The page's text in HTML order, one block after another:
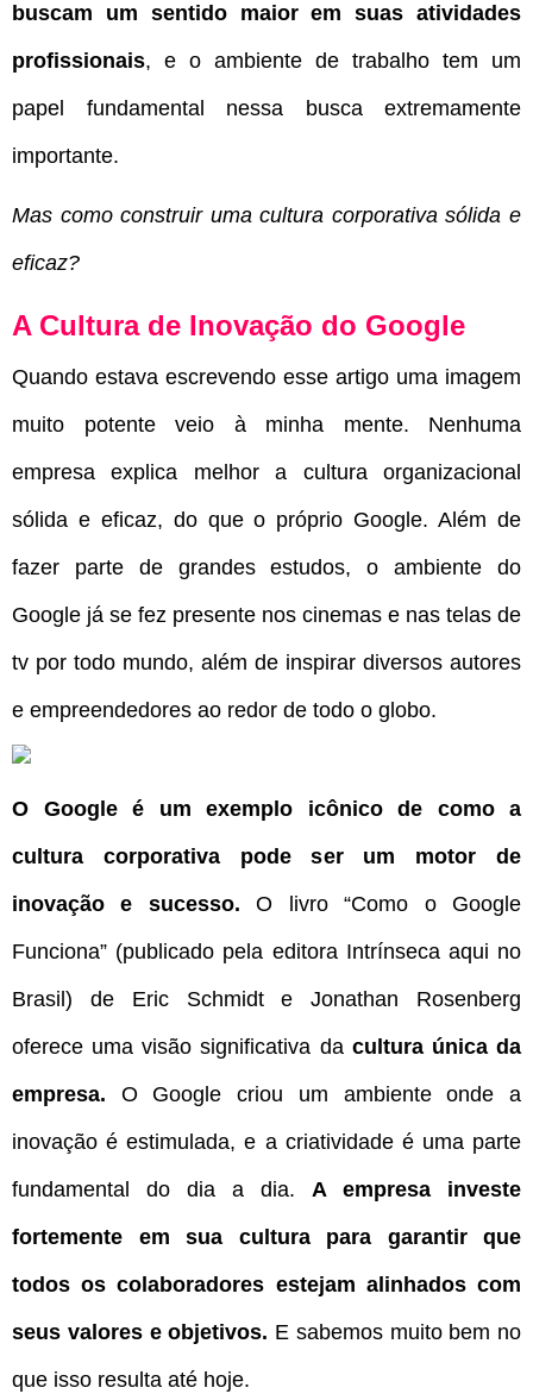
buscam um sentido maior em suas atividades
profissionais, e o ambiente de trabalho tem um
papel fundamental nessa busca extremamente
importante.
Mas como construir uma cultura corporativa sólida e
eficaz?
A Cultura de Inovação do Google
Quando estava escrevendo esse artigo uma imagem
muito potente veio à minha mente. Nenhuma
empresa explica melhor a cultura organizacional
sólida e eficaz, do que o próprio Google. Além de
fazer parte de grandes estudos, o ambiente do
Google já se fez presente nos cinemas e nas telas de
tv por todo mundo, além de inspirar diversos autores
e empreendedores ao redor de todo o globo.
O Google é um exemplo icônico de como a
cultura corporativa pode ser um motor de
inovação e sucesso. O livro “Como o Google
Funciona” (publicado pela editora Intrínseca aqui no
Brasil) de Eric Schmidt e Jonathan Rosenberg
oferece uma visão significativa da cultura única da
empresa. O Google criou um ambiente onde a
inovação é estimulada, e a criatividade é uma parte
fundamental do dia a dia. A empresa investe
fortemente em sua cultura para garantir que
todos os colaboradores estejam alinhados com
seus valores e objetivos. E sabemos muito bem no
que isso resulta até hoje.